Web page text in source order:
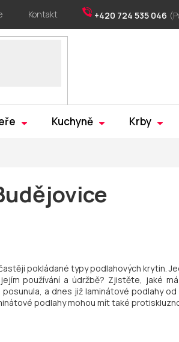
+420 724 535 046
Kontakt
Kuchyně Krby
pokládané typy podlahových krytin.
používání a údržbě? Zjistěte, jaké má
a dnes již laminátové podlahy
podlahy mohou mít také